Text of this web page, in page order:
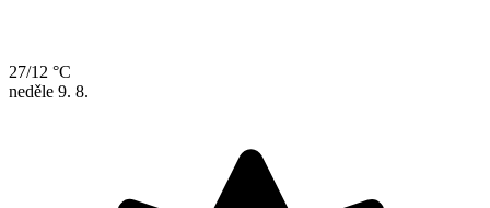
27/12 °C
neděle 9. 8.